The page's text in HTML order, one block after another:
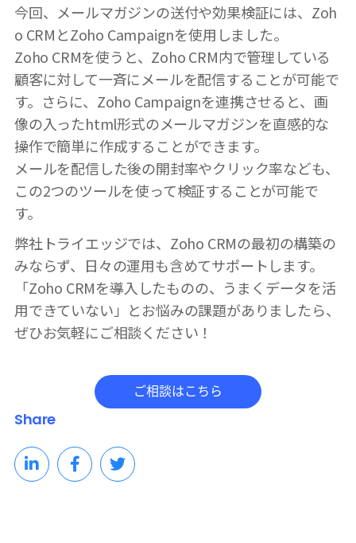
Share
今回、メールマガジンの送付や効果検証には、Zoh
o CRMとZoho Campaignを使用しました。
Zoho CRMを使うと、Zoho CRM内で管理している
顧客に対して一斉にメールを配信することが可能で
す。さらに、Zoho Campaignを連携させると、画
像の入ったhtml形式のメールマガジンを直感的な
操作で簡単に作成することができます。
メールを配信した後の開封率やクリック率なども、
この2つのツールを使って検証することが可能で
す。
弊社トライエッジでは、Zoho CRMの最初の構築の
みならず、日々の運用も含めてサポートします。
「Zoho CRMを導入したものの、うまくデータを活
用できていない」とお悩みの課題がありましたら、
ぜひお気軽にご相談ください！